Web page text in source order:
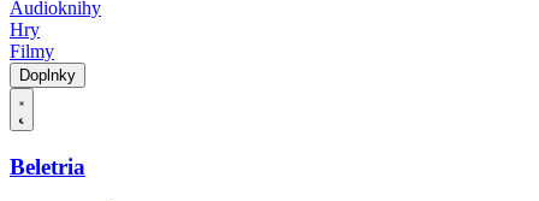
Audioknihy
Hry
Filmy
Doplnky
Beletria